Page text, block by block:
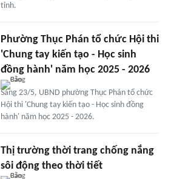
tỉnh.
Phường Thục Phán tổ chức Hội thi
'Chung tay kiến tạo - Học sinh
đồng hành' năm học 2025 - 2026
Sáng 23/5, UBND phường Thục Phán tổ chức
Hội thi 'Chung tay kiến tạo - Học sinh đồng
hành' năm học 2025 - 2026.
Thị trường thời trang chống nắng
sôi động theo thời tiết